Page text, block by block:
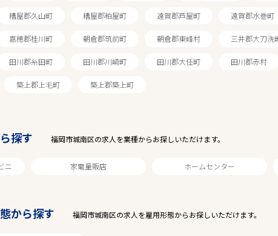
糟屋郡久山町 糟屋郡粕屋町 遠賀郡芦屋町 遠賀郡水巻町
嘉穂郡桂川町 朝倉郡筑前町 朝倉郡東峰村 三井郡大刀洗
田川郡糸田町 田川郡川崎町 田川郡大任町 田川郡赤村
築上郡上毛町 築上郡築上町
探す 福岡市城南区の求人を業種からお探しいただけます。
ニ 家電量販店 ホームセンター
から探す 福岡市城南区の求人を雇用形態からお探しいただけます。